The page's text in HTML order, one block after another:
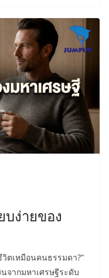
บง่ายของ
ตเหมือนคนธรรมดา?”
จากมหาเศรษฐีระดับ